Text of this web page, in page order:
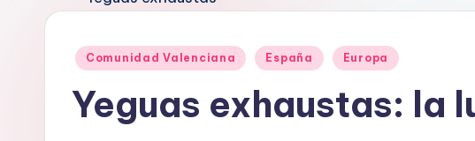
r
la
Negra
mucho
Publicado
Comunidad Valenciana España Europa
Yeguas exhaustas: la